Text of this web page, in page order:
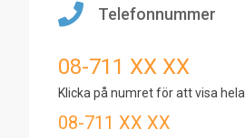
Telefonnummer
08-711 XX XX
Klicka på numret för att visa hela
08-711 XX XX